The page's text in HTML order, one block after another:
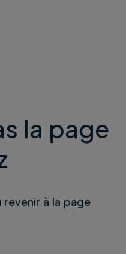
la page
revenir à la page